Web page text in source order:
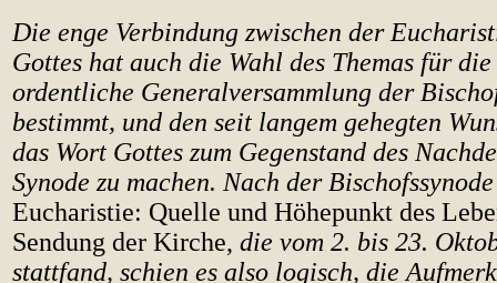
Die enge Verbindung zwischen der
Gottes hat auch die Wahl des Themas für die
ordentliche Generalversammlung der
bestimmt, und den seit langem gehegten
das Wort Gottes zum Gegenstand des
Synode zu machen. Nach der
Eucharistie: Quelle und Höhepunkt des
Sendung der Kirche, die vom 2. bis 23.
stattfand, schien es also logisch, die